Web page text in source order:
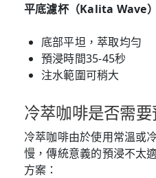
平底濾杯（Kalita Wave）
底部平坦，萃取均勻
預浸時間35-45秒
注水範圍可稍大
冷萃咖啡是否需要
冷萃咖啡由於使用常溫或
慢，傳統意義的預浸不太
方案：